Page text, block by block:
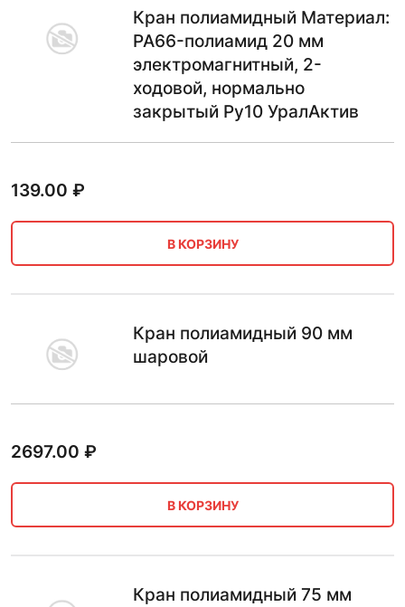
Кран полиамидный Материал:
PA66-полиамид 20 мм
электромагнитный, 2-
ходовой, нормально
закрытый Ру10 УралАктив
139.00 ₽
В КОРЗИНУ
Кран полиамидный 90 мм
шаровой
2697.00 ₽
В КОРЗИНУ
Кран полиамидный 75 мм